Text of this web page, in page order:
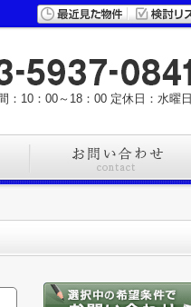
：10：00～18：00 定休日：水曜日